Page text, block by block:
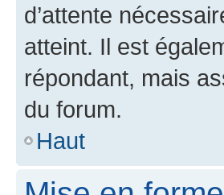
d’attente
atteint. Il est
répondant, mais
du forum.
Haut